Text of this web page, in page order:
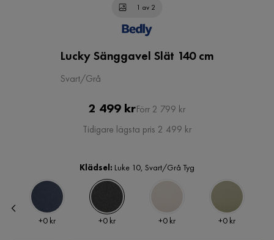
1 av 2
Lucky Sänggavel Slät 140 cm
Svart/Grå
Pris
2 499 krOriginal
Pris
Förr 2 799 kr
Tidigare lägsta pris 2 499 kr
Klädsel: Luke 10, Svart/Grå Tyg
Pris
+0 kr Pris
+0 kr Pris
+0 kr Pris
+0 kr